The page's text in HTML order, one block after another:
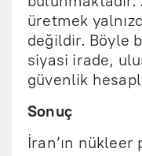
üretmek
değildir. Böyle
siyasi irade,
güvenlik
Sonuç
İran’ın